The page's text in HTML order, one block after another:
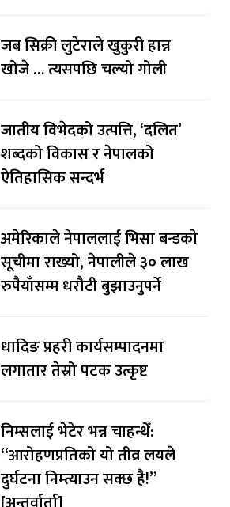
जब सिक्री लुटेराले खुकुरी हान्न
खोजे … त्यसपछि चल्यो गोली
जातीय विभेदको उत्पत्ति, ‘दलित’
शब्दको विकास र नेपालको
ऐतिहासिक सन्दर्भ
अमेरिकाले नेपाललाई भिसा बन्डकाे
सूचीमा राख्यो, नेपालीले ३० लाख
रुपैयाँसम्म धरौटी बुझाउनुपर्ने
धादिङ प्रहरी कार्यसम्पादनमा
लगातार तेस्रो पटक उत्कृष्ट
निम्सलाई भेटेर भन्न चाहन्थेँ:
“आरोहणप्रतिको यो तीव्र लयले
दुर्घटना निम्त्याउन सक्छ है!”